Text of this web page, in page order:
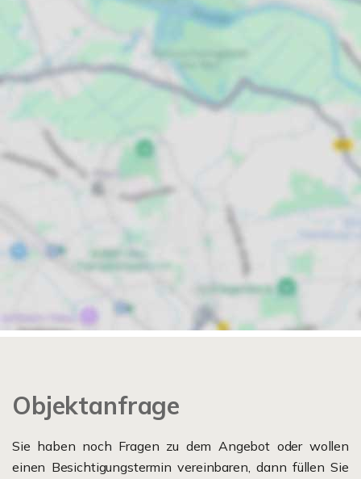
Objektanfrage
Sie haben noch Fragen zu dem Angebot oder wollen
einen Besichtigungstermin vereinbaren, dann füllen Sie